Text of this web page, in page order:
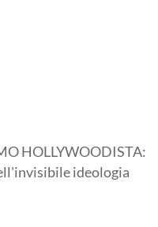
HOLLYWOODISTA:
ideologia